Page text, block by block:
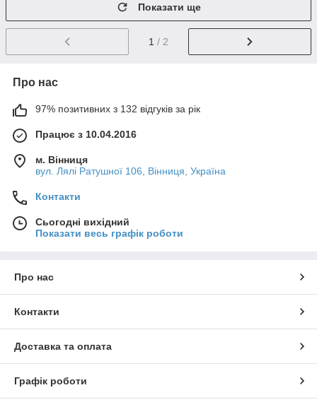
Показати ще
1 / 2
Про нас
97% позитивних з 132 відгуків за рік
Працює з 10.04.2016
м. Вінниця
вул. Лялі Ратушної 106, Вінниця, Україна
Контакти
Сьогодні вихідний
Показати весь графік роботи
Про нас
Контакти
Доставка та оплата
Графік роботи